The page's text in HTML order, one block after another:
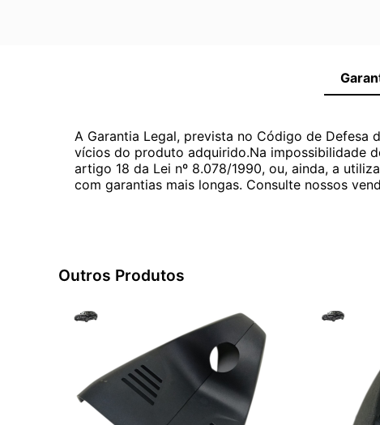
A Garantia Legal, prevista no Código de
vícios do produto adquirido.Na impossibilidade
artigo 18 da Lei nº 8.078/1990, ou, ainda, a
com garantias mais longas. Consulte nossos
Outros Produtos